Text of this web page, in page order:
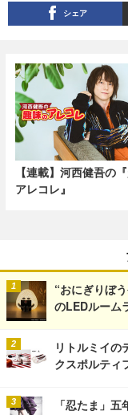
シェア
【連載】河西健吾の
アレコレ』
“おにぎりぼ
のLEDルーム
リトルミイの
クスポルティ
「忍たま」